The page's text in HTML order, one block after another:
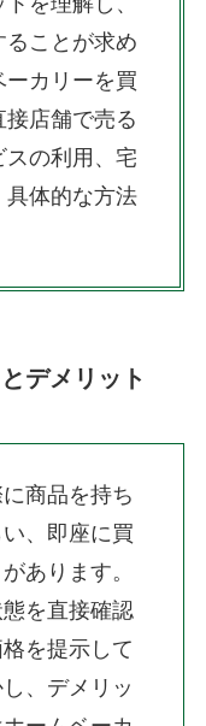
ることが求め
ーカリーを買
店舗で売る
の利用、宅
具体的な方法
デメリット
商品を持ち
、即座に買
あります。
を直接確認
を提示して
、デメリッ